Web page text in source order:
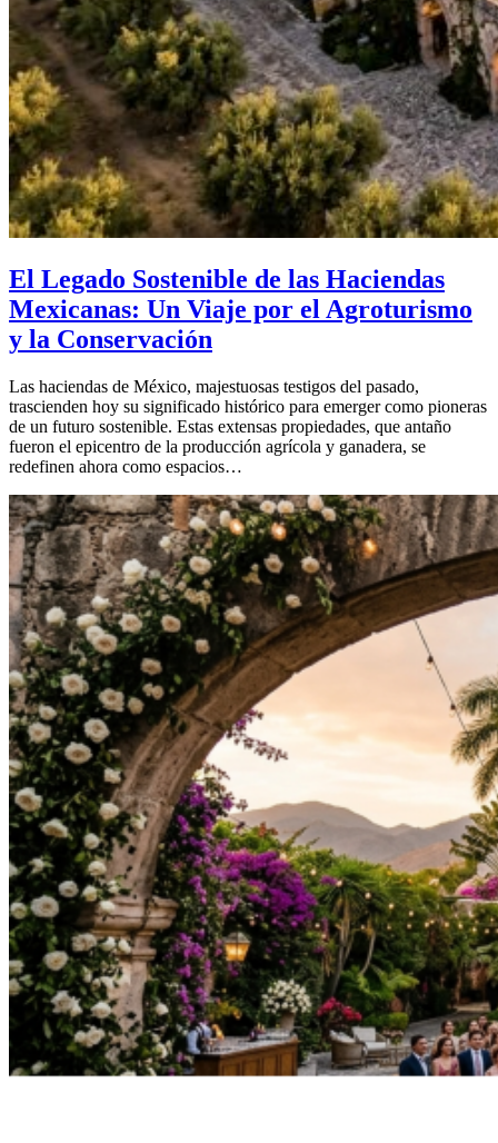
El Legado Sostenible de las Haciendas
Mexicanas: Un Viaje por el Agroturismo
y la Conservación
Las haciendas de México, majestuosas testigos del pasado,
trascienden hoy su significado histórico para emerger como pioneras
de un futuro sostenible. Estas extensas propiedades, que antaño
fueron el epicentro de la producción agrícola y ganadera, se
redefinen ahora como espacios…